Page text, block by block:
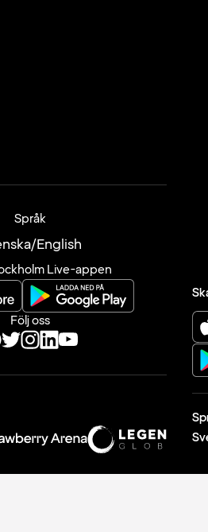
Språk
/English
Live-appen
Följ oss